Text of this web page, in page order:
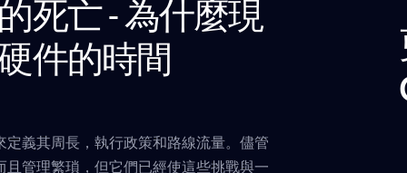
死亡 - 為什麼現
件的時間
義其周長，執行政策和路線流量。儘管
管理繁瑣，但它們已經使這些挑戰與一